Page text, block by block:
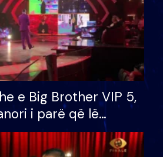
e Big Brother VIP 5,
i parë që lë
mundësinë për
e madh